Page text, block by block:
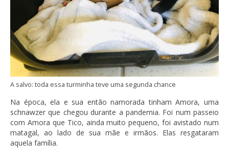
A salvo: toda essa turminha teve uma segunda chance
Na época, ela e sua então namorada tinham Amora, uma
schnawzer que chegou durante a pandemia. Foi num passeio
com Amora que Tico, ainda muito pequeno, foi avistado num
matagal, ao lado de sua mãe e irmãos. Elas resgataram
aquela família.